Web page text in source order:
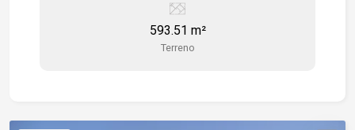
593.51 m²
Terreno